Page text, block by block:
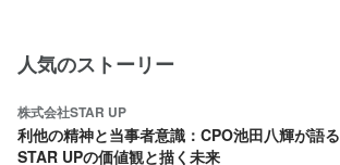
人気のストーリー
株式会社STAR UP
利他の精神と当事者意識：CPO池田八輝が語る
STAR UPの価値観と描く未来